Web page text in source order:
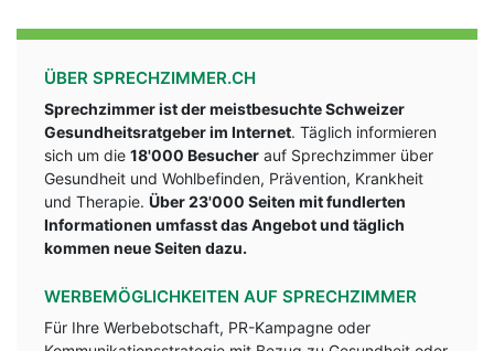
ÜBER SPRECHZIMMER.CH
Sprechzimmer ist der meistbesuchte Schweizer
Gesundheitsratgeber im Internet. Täglich informieren
sich um die 18'000 Besucher auf Sprechzimmer über
Gesundheit und Wohlbefinden, Prävention, Krankheit
und Therapie. Über 23'000 Seiten mit fundlerten
Informationen umfasst das Angebot und täglich
kommen neue Seiten dazu.
WERBEMÖGLICHKEITEN AUF SPRECHZIMMER
Für Ihre Werbebotschaft, PR-Kampagne oder